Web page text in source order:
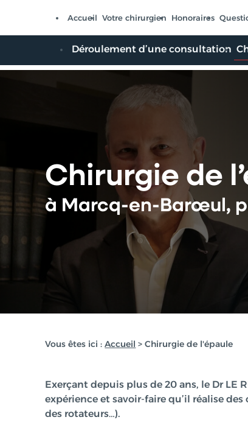
Accueil Votre chirurgien Honoraires
Déroulement d’une consultation
Chirurgie de
à Marcq-en-Barœul,
Vous êtes ici : Accueil > Chirurgie de l'épaule
Exerçant depuis plus de 20 ans, le Dr LE
expérience et savoir-faire qu’il réalise
des rotateurs…).